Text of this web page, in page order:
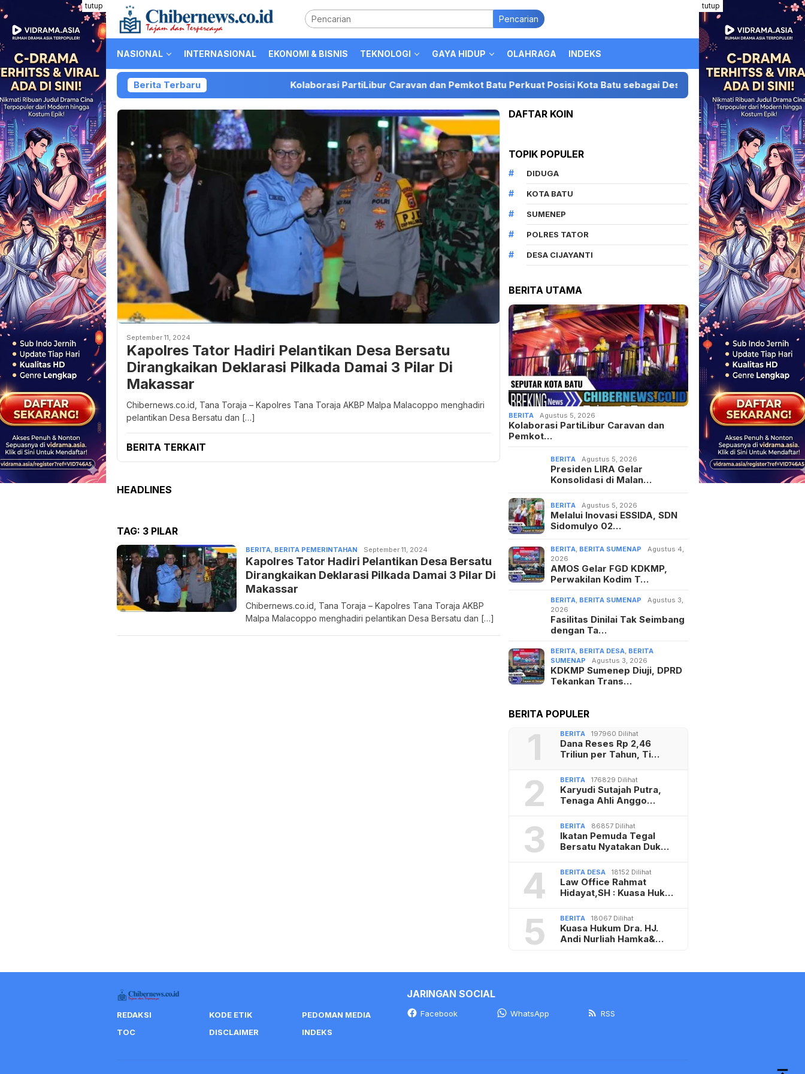
Loncat
ke
konten
tutup tutup
Pencarian
NASIONAL INTERNASIONAL EKONOMI & BISNIS TEKNOLOGI GAYA HIDUP OLAHRAGA INDEKS
Berita Terbaru Kolaborasi PartiLibur Caravan dan Pemkot Batu Perkuat Posisi Kota Batu sebagai Destinasi Festival Musik Nasional
September 11, 2024
Kapolres Tator Hadiri Pelantikan Desa Bersatu
Dirangkaikan Deklarasi Pilkada Damai 3 Pilar Di
Makassar
Chibernews.co.id, Tana Toraja – Kapolres Tana Toraja AKBP Malpa Malacoppo menghadiri
pelantikan Desa Bersatu dan […]
BERITA TERKAIT
HEADLINES
TAG: 3 PILAR
BERITA, BERITA PEMERINTAHAN Admin
September 11, 2024
Kapolres Tator Hadiri Pelantikan Desa Bersatu
Dirangkaikan Deklarasi Pilkada Damai 3 Pilar Di
Makassar
Chibernews.co.id, Tana Toraja – Kapolres Tana Toraja AKBP
Malpa Malacoppo menghadiri pelantikan Desa Bersatu dan […]
DAFTAR KOIN
TOPIK POPULER
DIDUGA
KOTA BATU
SUMENEP
POLRES TATOR
DESA CIJAYANTI
BERITA UTAMA
BERITA Agustus 5, 2026
Kolaborasi PartiLibur Caravan dan
Pemkot…
BERITA Agustus 5, 2026
Presiden LIRA Gelar
Konsolidasi di Malan…
BERITA Agustus 5, 2026
Melalui Inovasi ESSIDA, SDN
Sidomulyo 02…
BERITA BERITA SUMENAP
Agustus 4,
2026
AMOS Gelar FGD KDKMP,
Perwakilan Kodim T…
BERITA BERITA SUMENAP
Agustus 3,
2026
Fasilitas Dinilai Tak Seimbang
dengan Ta…
BERITA BERITA DESA BERITA
SUMENAP
Agustus 3, 2026
KDKMP Sumenep Diuji, DPRD
Tekankan Trans…
BERITA POPULER
1 BERITA 197960 Dilihat
Dana Reses Rp 2,46
Triliun per Tahun, Ti…
2 BERITA 176829 Dilihat
Karyudi Sutajah Putra,
Tenaga Ahli Anggo…
3 BERITA 86857 Dilihat
Ikatan Pemuda Tegal
Bersatu Nyatakan Duk…
4 BERITA DESA 18152 Dilihat
Law Office Rahmat
Hidayat,SH : Kuasa Huk…
5 BERITA 18067 Dilihat
Kuasa Hukum Dra. HJ.
Andi Nurliah Hamka&…
REDAKSI KODE ETIK
PEDOMAN MEDIA
TOC
DISCLAIMER INDEKS
JARINGAN SOCIAL
Facebook WhatsApp RSS